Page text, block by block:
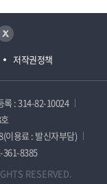
저작권정책
트위터
록 : 314-82-10024
이용료 : 발신자부담)
361-8385
RESERVED.